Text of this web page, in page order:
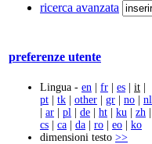
ricerca avanzata
preferenze utente
Lingua - en | fr | es | it |
pt | tk | other | gr | no | nl
| ar | pl | de | ht | ku | zh |
cs | ca | da | ro | eo | ko
dimensioni testo >>